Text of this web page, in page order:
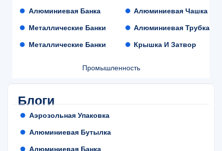
Промышленность
Алюминиевая Банка
Металлические Банки
Металлические Банки
Алюминиевая Чашка
Алюминиевая Трубка
Крышка И Затвор
Блоги
Аэрозольная Упаковка
Алюминиевая Бутылка
Алюминиевая Банка